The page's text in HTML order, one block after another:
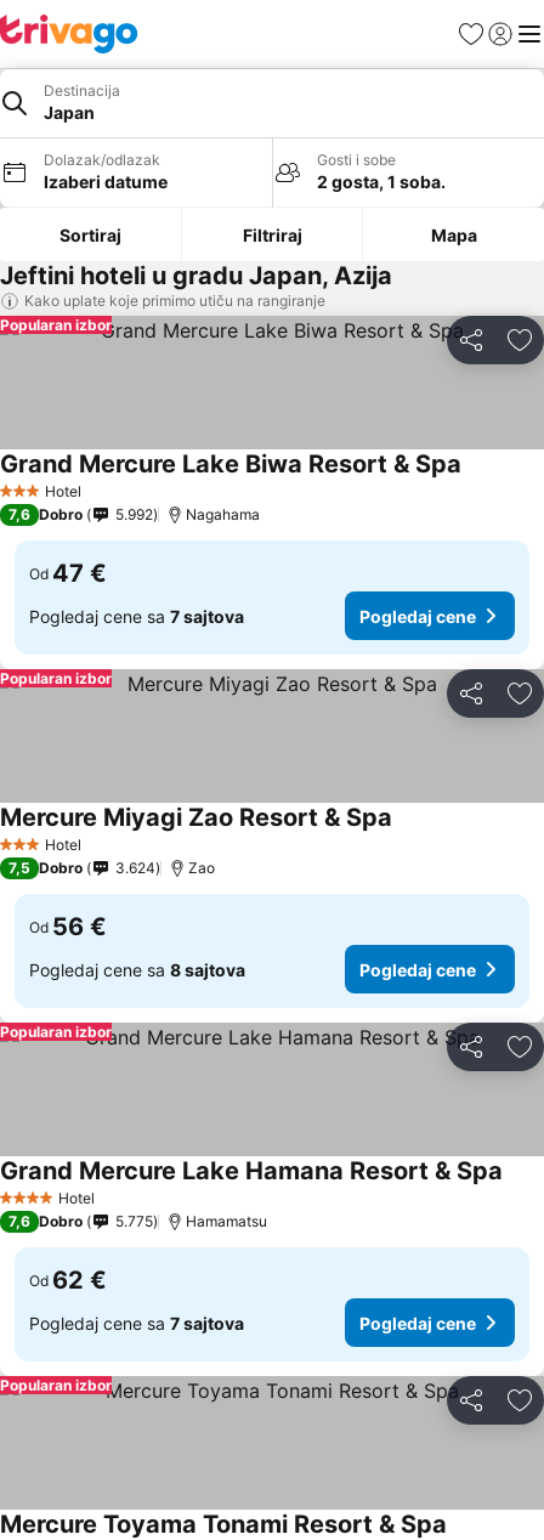
FavoritiPrijavi
Destinacija
Japan
Dolazak/odlazak
Izaberi datume
Gosti i sobe
2 gosta, 1 soba.
Sortiraj Filtriraj Mapa
Jeftini hoteli u gradu Japan, Azija
Kako uplate koje primimo utiču na rangiranje
Deli
Popularan izbor
3 Zvezdice
Hotel
Grand Mercure Lake Biwa Resort & Spa
7,6 Dobro 5.992 Nagahama
Od 47 €
Pogledaj cene sa 7 sajtova Pogledaj cene
Deli
Popularan izbor
3 Zvezdice
Hotel
Mercure Miyagi Zao Resort & Spa
7,5 Dobro 3.624 Zao
Od 56 €
Pogledaj cene sa 8 sajtova Pogledaj cene
Deli
Popularan izbor
4 ZvezdiceHotel
Grand Mercure Lake Hamana Resort & Spa
7,6 Dobro 5.775 Hamamatsu
Od 62 €
Pogledaj cene sa 7 sajtova Pogledaj cene
Deli
Popularan izbor
Mercure Toyama Tonami Resort & Spa